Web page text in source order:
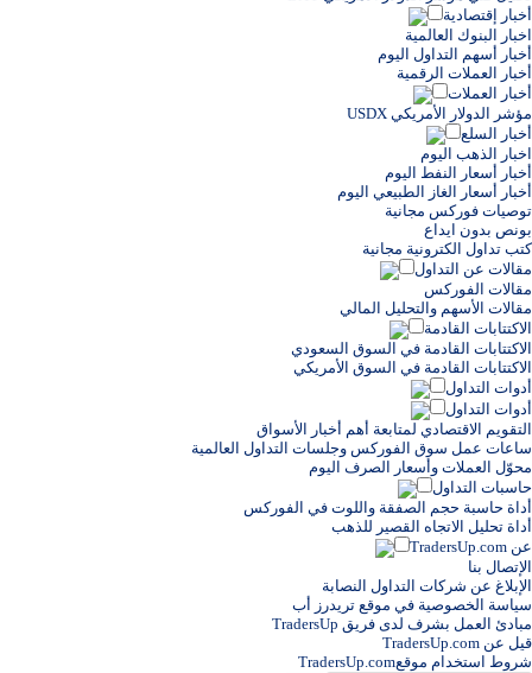
أخبار إقتصادية
اخبار البنوك العالمية
أخبار أسهم التداول اليوم
أخبار العملات الرقمية
أخبار العملات
مؤشر الدولار الأمريكي USDX
أخبار السلع
اخبار الذهب اليوم
أخبار أسعار النفط اليوم
أخبار أسعار الغاز الطبيعي اليوم
توصيات فوركس مجانية
بونص بدون ايداع
كتب تداول الكترونية مجانية
مقالات عن التداول
مقالات الفوركس
مقالات الأسهم والتحليل المالي
الاكتتابات القادمة
الاكتتابات القادمة في السوق السعودي
الاكتتابات القادمة في السوق الأمريكي
أدوات التداول
أدوات التداول
التقويم الاقتصادي لمتابعة أهم أخبار الأسواق
ساعات عمل سوق الفوركس وجلسات التداول العالمية
محوّل العملات وأسعار الصرف اليوم
حاسبات التداول
أداة حاسبة حجم الصفقة واللوت في الفوركس
أداة تحليل الاتجاه القصير للذهب
عن TradersUp.com
الإتصال بنا
الإبلاغ عن شركات التداول النصابة
سياسة الخصوصية في موقع تريدرز أب
مبادئ العمل بشرف لدى فريق TradersUp
قيل عن TradersUp.com
شروط استخدام موقعTradersUp.com